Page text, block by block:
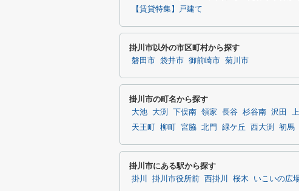
【賃貸特集】戸建て
掛川市以外の市区町村から探す
磐田市 袋井市 御前崎市 菊川市
掛川市の町名から探す
大池 大渕 下俣南 領家 長谷 杉谷南 沢田
天王町
柳町 宮脇 北門 緑ケ丘 西大渕 初馬
掛川市にある駅から探す
掛川 掛川市役所前 西掛川 桜木 いこいの広